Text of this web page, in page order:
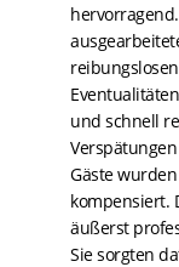
und schnell
Gäste
kompensiert.
äußerst
Sie sorgten